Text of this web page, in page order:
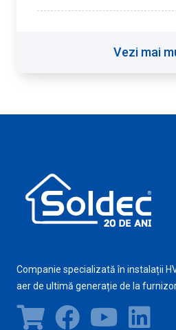
Vezi mai
Companie specializată în instalații
aer de ultimă generație de la